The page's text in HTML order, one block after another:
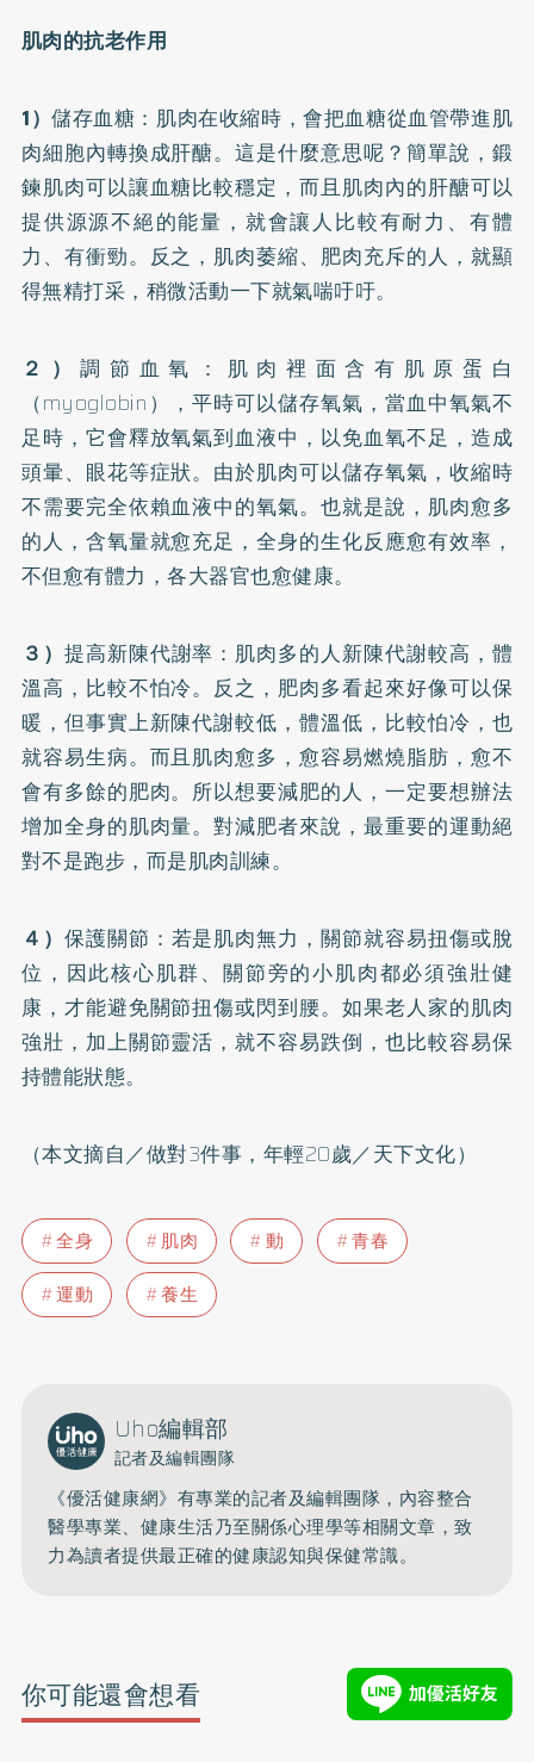
肌肉的抗老作用
1）儲存血糖：肌肉在收縮時，會把血糖從血管帶進肌
肉細胞內轉換成肝醣。這是什麼意思呢？簡單說，鍛
鍊肌肉可以讓血糖比較穩定，而且肌肉內的肝醣可以
提供源源不絕的能量，就會讓人比較有耐力、有體
力、有衝勁。反之，肌肉萎縮、肥肉充斥的人，就顯
得無精打采，稍微活動一下就氣喘吁吁。
２）調節血氧：肌肉裡面含有肌原蛋白
（myoglobin），平時可以儲存氧氣，當血中氧氣不
足時，它會釋放氧氣到血液中，以免血氧不足，造成
頭暈、眼花等症狀。由於肌肉可以儲存氧氣，收縮時
不需要完全依賴血液中的氧氣。也就是說，肌肉愈多
的人，含氧量就愈充足，全身的生化反應愈有效率，
不但愈有體力，各大器官也愈健康。
３） 提高新陳代謝率：肌肉多的人新陳代謝較高，體
溫高，比較不怕冷。反之，肥肉多看起來好像可以保
暖，但事實上新陳代謝較低，體溫低，比較怕冷，也
就容易生病。而且肌肉愈多，愈容易燃燒脂肪，愈不
會有多餘的肥肉。所以想要減肥的人，一定要想辦法
增加全身的肌肉量。對減肥者來說，最重要的運動絕
對不是跑步，而是肌肉訓練。
４） 保護關節：若是肌肉無力，關節就容易扭傷或脫
位，因此核心肌群、關節旁的小肌肉都必須強壯健
康，才能避免關節扭傷或閃到腰。如果老人家的肌肉
強壯，加上關節靈活，就不容易跌倒，也比較容易保
持體能狀態。
（本文摘自／做對3件事，年輕20歲／天下文化）
全身 肌肉 動
青春
運動
養生
Uho編輯部
記者及編輯團隊
《優活健康網》有專業的記者及編輯團隊，內容整合
醫學專業、健康生活乃至關係心理學等相關文章，致
力為讀者提供最正確的健康認知與保健常識。
你可能還會想看